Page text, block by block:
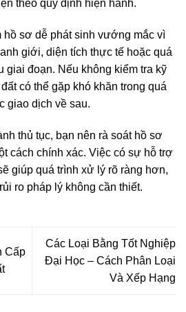
theo quy định hiện hành.
hồ sơ dễ phát sinh vướng mắc vì
giới, diện tích thực tế hoặc quá
giai đoạn. Nếu không kiểm tra kỹ
có thể gặp khó khăn trong quá
giao dịch về sau.
thủ tục, bạn nên rà soát hồ sơ
cách chính xác. Việc có sự hỗ trợ
giúp quá trình xử lý rõ ràng hơn,
ro pháp lý không cần thiết.
Cấp
Các Loại Bằng Tốt Nghiệp
Đại Học – Cách Phân Loại
Và Xếp Hạng